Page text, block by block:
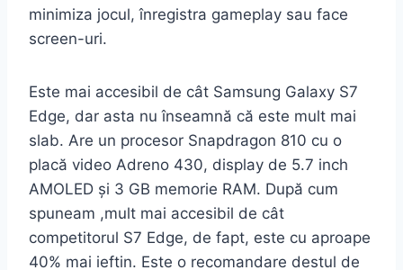
minimiza jocul, înregistra gameplay sau face
screen-uri.
Este mai accesibil de cât Samsung Galaxy S7
Edge, dar asta nu înseamnă că este mult mai
slab. Are un procesor Snapdragon 810 cu o
placă video Adreno 430, display de 5.7 inch
AMOLED și 3 GB memorie RAM. După cum
spuneam ,mult mai accesibil de cât
competitorul S7 Edge, de fapt, este cu aproape
40% mai ieftin. Este o recomandare destul de